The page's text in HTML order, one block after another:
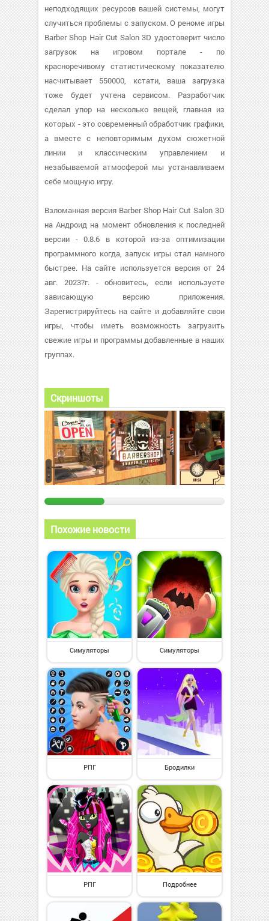
неподходящих ресурсов вашей системы, могут
случиться проблемы с запуском. О реноме игры
Barber Shop Hair Cut Salon 3D удостоверит число
загрузок на игровом портале - по
красноречивому статистическому показателю
насчитывает 550000, кстати, ваша загрузка
тоже будет учтена сервисом. Разработчик
сделал упор на несколько вещей, главная из
которых - это современный обработчик графики,
а вместе с неповторимым духом сюжетной
линии и классическим управлением и
незабываемой атмосферой мы устанавливаем
себе мощную игру.
Взломанная версия Barber Shop Hair Cut Salon 3D
на Андроид на момент обновления к последней
версии - 0.8.6 в которой из-за оптимизации
программного когда, запуск игры стал намного
быстрее. На сайте используется версия от 24
авг. 2023?г. - обновитесь, если используете
зависающую версию приложения.
Зарегистрируйтесь на сайте и добавляйте свои
игры, чтобы иметь возможность загрузить
свежие игры и программы добавленные в наших
группах.
Скриншоты
Похожие новости
Симуляторы Симуляторы
РПГ Бродилки
РПГ Подробнее